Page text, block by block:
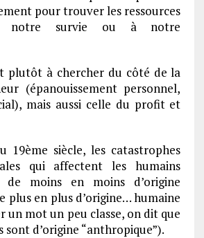
pour trouver les ressources
à notre survie ou à notre
plutôt à chercher du côté de la
(épanouissement personnel,
mais aussi celle du profit et
19ème siècle, les catastrophes
qui affectent les humains
de moins en moins d’origine
plus en plus d’origine… humaine
un mot un peu classe, on dit que
sont d’origine “anthropique”).